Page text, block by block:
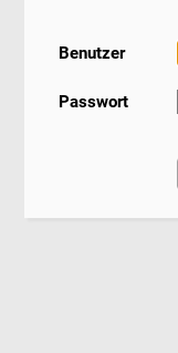
Benutzer
Passwort